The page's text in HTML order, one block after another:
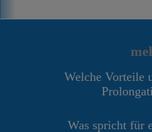
Welche Vorteile
Was spricht für